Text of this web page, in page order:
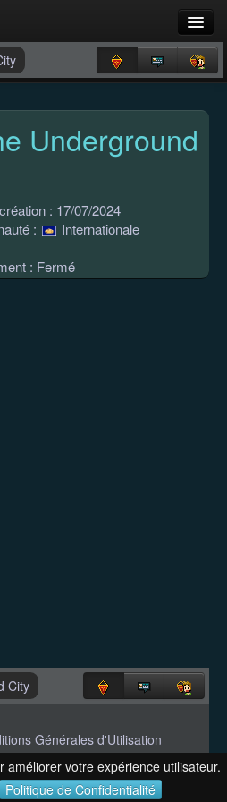
améliorer votre expérience utilisateur.
Politique de Confidentialité
Underground
: 17/07/2024
:
Internationale
: Fermé
City
Générales d'Utilisation
Contact
Version 1.27